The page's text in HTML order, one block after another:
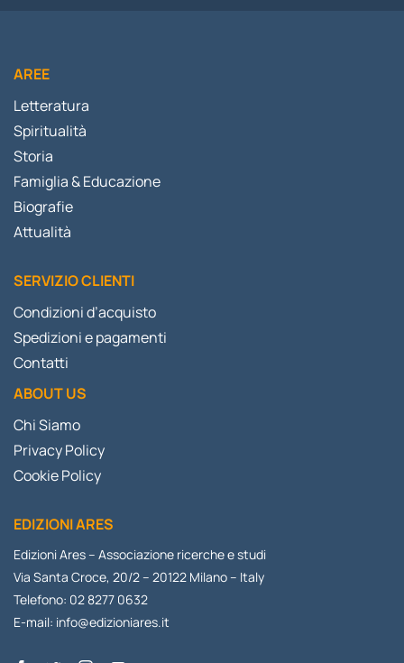
AREE
Letteratura
Spiritualità
Storia
Famiglia & Educazione
Biografie
Attualità
SERVIZIO CLIENTI
Condizioni d’acquisto
Spedizioni e pagamenti
Contatti
ABOUT US
Chi Siamo
Privacy Policy
Cookie Policy
EDIZIONI ARES
Edizioni Ares – Associazione ricerche e studi
Via Santa Croce, 20/2 – 20122 Milano – Italy
Telefono: 02 8277 0632
E-mail: info@edizioniares.it